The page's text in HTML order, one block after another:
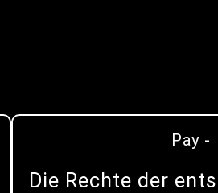
Pay -
Die Rechte der